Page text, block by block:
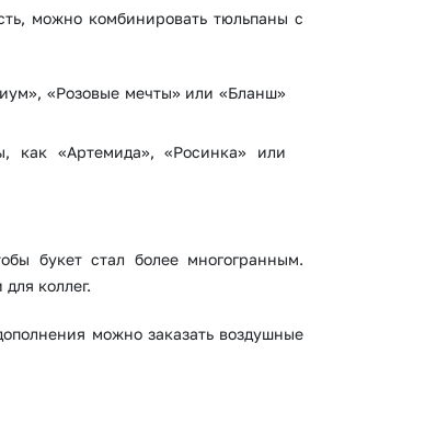
можно комбинировать тюльпаны с
«Розовые мечты» или «Бланш»
как «Артемида», «Росинка» или
букет стал более многогранным.
коллег.
можно заказать воздушные